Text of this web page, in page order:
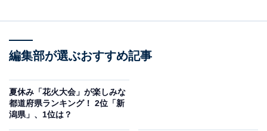
午、玉音放送でポツダム宣言受諾が伝えられたことか
「月遅れ盆（旧盆）」
祖先の霊を祀る行事。この日の前後を「休業日」に設定
編集部が選ぶおすすめ記事
夏休み「花火大会」が楽しみな
都道府県ランキング！ 2位「新
潟県」、1位は？